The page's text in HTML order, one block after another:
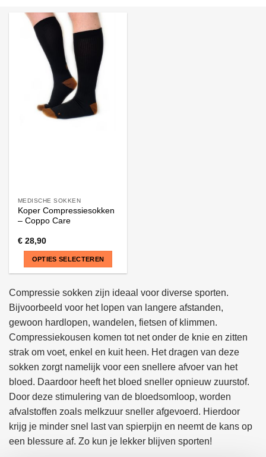
MEDISCHE SOKKEN
Koper Compressiesokken
– Coppo Care
€28,90
OPTIES SELECTEREN
product
heeft
meerdere
Deze
optie
kan
gekozen
worden
de
productpagina
Compressie sokken zijn ideaal voor diverse sporten.
Bijvoorbeeld voor het lopen van langere afstanden,
gewoon hardlopen, wandelen, fietsen of klimmen.
Compressiekousen komen tot net onder de knie en zitten
strak om voet, enkel en kuit heen. Het dragen van deze
sokken zorgt namelijk voor een snellere afvoer van het
bloed. Daardoor heeft het bloed sneller opnieuw zuurstof.
Door deze stimulering van de bloedsomloop, worden
afvalstoffen zoals melkzuur sneller afgevoerd. Hierdoor
krijg je minder snel last van spierpijn en neemt de kans op
een blessure af. Zo kun je lekker blijven sporten!